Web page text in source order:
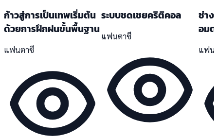
ก้าวสู่การเป็นเทพเริ่มต้น
ด้วยการฝึกฝนขั้นพื้นฐาน
แฟนตาซี
ระบบชดเชยคริติคอล
แฟนตาซี
ช่าง
อมต
แฟน